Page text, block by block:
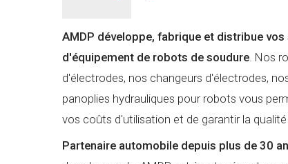
AMDP développe, fabrique et distribue
d'équipement de robots de soudure. Nos
d'électrodes, nos changeurs d'électrodes,
panoplies hydrauliques pour robots vous
vos coûts d'utilisation et de garantir la
Partenaire automobile depuis plus de 30